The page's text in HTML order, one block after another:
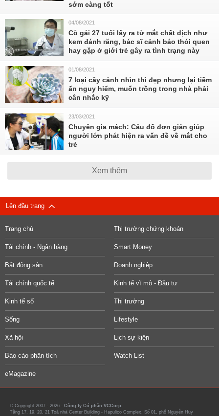
sớm càng tốt
04/08/2021
Cô gái 27 tuổi lấy ra từ mắt chất dịch như
kem đánh răng, bác sĩ cảnh báo thói quen
hay gặp ở giới trẻ gây ra tình trạng này
01/08/2021
7 loại cây cảnh nhìn thì đẹp nhưng lại tiềm
ẩn nguy hiểm, muốn trồng trong nhà phải
cân nhắc kỹ
23/03/2021
Chuyên gia mách: Câu đố đơn giản giúp
người lớn phát hiện ra vấn đề về mắt cho
trẻ
Xem thêm
Lên đầu trang
Trang chủ Thị trường chứng khoán
Tài chính - Ngân hàng Smart Money
Bất động sản Doanh nghiệp
Tài chính quốc tế Kinh tế vĩ mô - Đầu tư
Kinh tế số Thị trường
Sống Lifestyle
Xã hội Lịch sự kiện
Báo cáo phân tích Watch List
eMagazine
© Copyright 2007 - 2026 - Công ty Cổ phần VCCorp.
Tầng 17, 19, 20, 21 Toà nhà Center Building - Hapulico Complex, Số 01, phố Nguyễn Huy